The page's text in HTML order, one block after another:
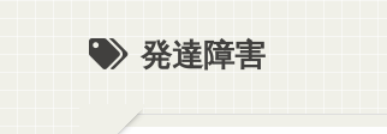
発達障害